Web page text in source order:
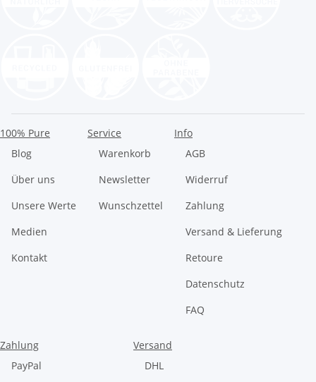
100% Pure
Blog
Über uns
Unsere Werte
Medien
Kontakt
Service
Warenkorb
Newsletter
Wunschzettel
Info
AGB
Widerruf
Zahlung
Versand & Lieferung
Retoure
Datenschutz
FAQ
Zahlung
PayPal
Versand
DHL